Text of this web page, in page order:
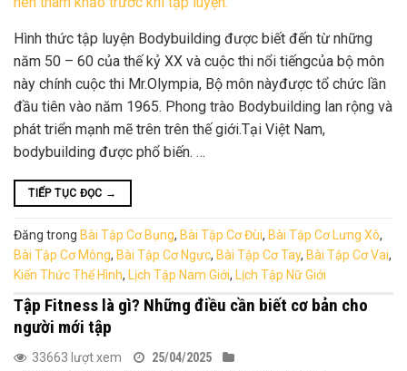
Hình thức tập luyện Bodybuilding được biết đến từ những
năm 50 – 60 của thế kỷ XX và cuộc thi nổi tiếngcủa bộ môn
này chính cuộc thi Mr.Olympia, Bộ môn nàyđược tổ chức lần
đầu tiên vào năm 1965. Phong trào Bodybuilding lan rộng và
phát triển mạnh mẽ trên trên thế giới.Tại Việt Nam,
bodybuilding được phổ biến. …
TIẾP TỤC ĐỌC →
Đăng trong Bài Tập Cơ Bụng, Bài Tập Cơ Đùi, Bài Tập Cơ Lưng Xô,
Bài Tập Cơ Mông, Bài Tập Cơ Ngực, Bài Tập Cơ Tay, Bài Tập Cơ Vai,
Kiến Thức Thể Hình, Lịch Tập Nam Giới, Lịch Tập Nữ Giới
Tập Fitness là gì? Những điều cần biết cơ bản cho
người mới tập
33663 lượt xem
25/04/2025